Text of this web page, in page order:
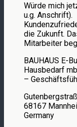
Würde mich
u.g. Anschrift).
die Zukunft.
Mitarbeiter
BAUHAUS E-
Hausbedarf
–
68167
Germany